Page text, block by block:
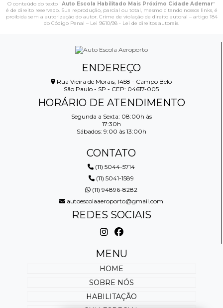
O conteúdo do texto "Auto Escola Habilitado Mais Próximo Cidade Ademar"
é de direito reservado. Sua reprodução, parcial ou total, mesmo citando nossos links, é
proibida sem a autorização do autor. Crime de violação de direito autoral – artigo 184
do Código Penal – Lei 9610/98 - Lei de direitos autorais.
ENDEREÇO
Rua Vieira de Morais, 1458 - Campo Belo
São Paulo - SP - CEP: 04617-005
HORÁRIO DE ATENDIMENTO
Segunda a Sexta: 08:00h às
17:30h
Sábados: 9:00 às 13:00h
CONTATO
(11) 5044-5714
(11) 5041-1589
(11) 94896-8282
autoescolaaeroporto@gmail.com
REDES SOCIAIS
MENU
HOME
SOBRE NÓS
HABILITAÇÃO